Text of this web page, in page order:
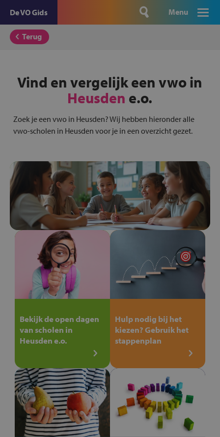
De VO Gids Menu
Terug
Vind en vergelijk een vwo in
Heusden e.o.
Zoek je een vwo in Heusden? Wij hebben hieronder alle
vwo-scholen in Heusden voor je in een overzicht gezet.
Bekijk de open dagen
van scholen in
Heusden e.o.
Hulp nodig bij het
kiezen? Gebruik het
stappenplan